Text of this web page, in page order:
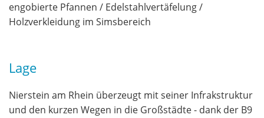
engobierte Pfannen / Edelstahlvertäfelung /
Holzverkleidung im Simsbereich
Lage
Nierstein am Rhein überzeugt mit seiner Infrakstruktur
und den kurzen Wegen in die Großstädte - dank der B9